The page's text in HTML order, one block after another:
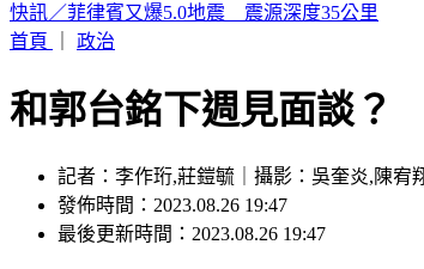
蔡英文再扛輔選母雞！坐鎮3縣市競總助攻 蘇巧
首頁
政治
和郭台銘下週見面談？
記者：李作珩,莊鎧毓｜攝影：吳奎炎,陳宥
發佈時間：2023.08.26 19:47
最後更新時間：2023.08.26 19:47